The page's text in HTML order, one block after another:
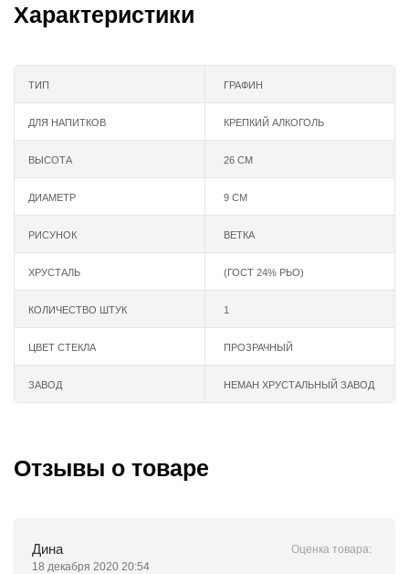
Характеристики
ТИП ГРАФИН
ДЛЯ НАПИТКОВ КРЕПКИЙ АЛКОГОЛЬ
ВЫСОТА 26 СМ
ДИАМЕТР 9 СМ
РИСУНОК ВЕТКА
ХРУСТАЛЬ (ГОСТ 24% РЬО)
КОЛИЧЕСТВО ШТУК 1
ЦВЕТ СТЕКЛА ПРОЗРАЧНЫЙ
ЗАВОД НЕМАН ХРУСТАЛЬНЫЙ ЗАВОД
Отзывы о товаре
Дина
18 декабря 2020 20:54
Оценка товара: